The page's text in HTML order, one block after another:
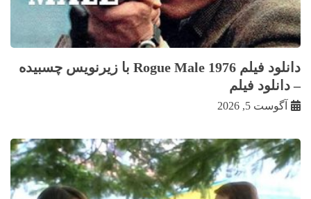
دانلود فیلم Rogue Male 1976 با زيرنويس چسبيده
– دانلود فیلم
آگوست 5, 2026